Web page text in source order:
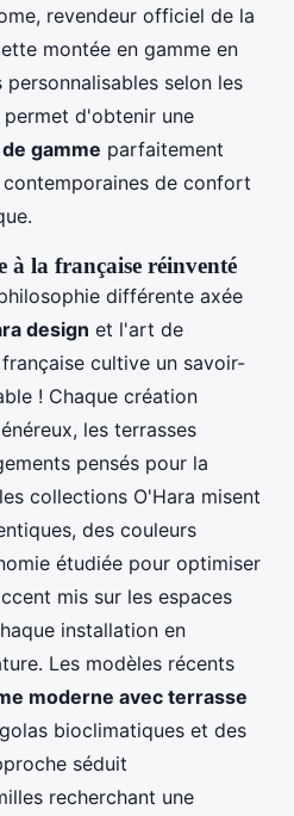
revendeur officiel de la
montée en gamme en
selon les
d'obtenir une
gamme parfaitement
de confort
la française réinventé
différente axée
design et l'art de
cultive un savoir-
! Chaque création
les terrasses
pensés pour la
collections O'Hara misent
des couleurs
étudiée pour optimiser
mis sur les espaces
installation en
Les modèles récents
moderne avec terrasse
bioclimatiques et des
séduit
recherchant une